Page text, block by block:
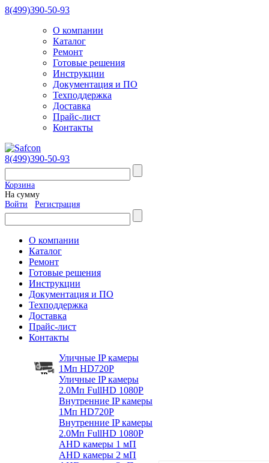
8(499)390-50-93
О компании
Каталог
Ремонт
Готовые решения
Инструкции
Документация и ПО
Техподдержка
Доставка
Прайс-лист
Контакты
8(499)390-50-93
Корзина
На сумму
Войти
Регистрация
О компании
Каталог
Ремонт
Готовые решения
Инструкции
Документация и ПО
Техподдержка
Доставка
Прайс-лист
Контакты
Уличные IP камеры
1Мп HD720P
Уличные IP камеры
2.0Мп FullHD 1080P
Внутренние IP камеры
1Мп HD720P
Внутренние IP камеры
2.0Мп FullHD 1080P
AHD камеры 1 мП
AHD камеры 2 мП